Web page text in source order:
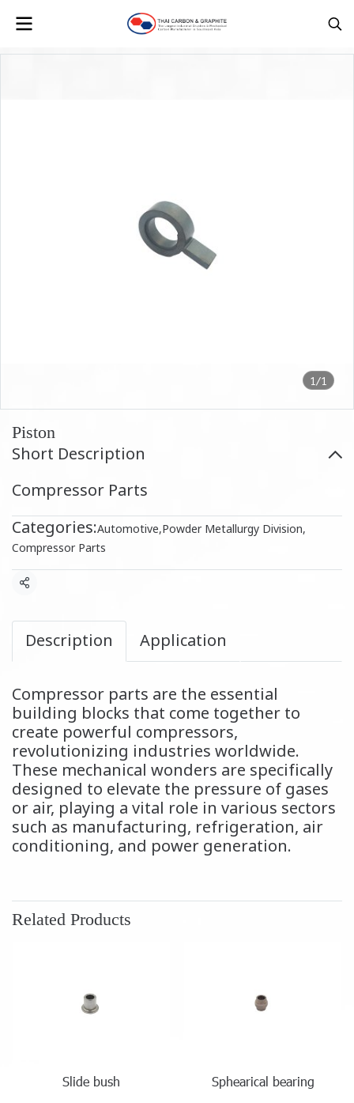
1/1
Piston
Short Description
Compressor Parts
Categories:Automotive,Powder Metallurgy Division,
Compressor Parts
Share
Description Application
Compressor parts are the essential
building blocks that come together to
create powerful compressors,
revolutionizing industries worldwide.
These mechanical wonders are specifically
designed to elevate the pressure of gases
or air, playing a vital role in various sectors
such as manufacturing, refrigeration, air
conditioning, and power generation.
Related Products
Slide bush Sphearical bearing